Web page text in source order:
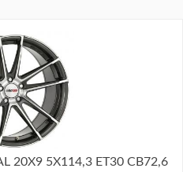
20X9 5X114,3 ET30 CB72,6